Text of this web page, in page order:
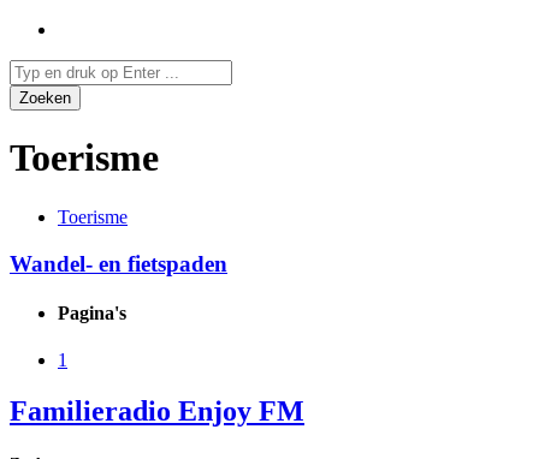
Toerisme
Toerisme
Wandel- en fietspaden
Pagina's
1
Familieradio Enjoy FM